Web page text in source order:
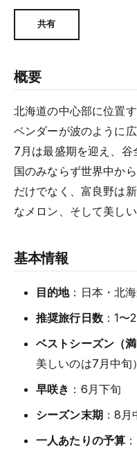
共有
概要
北海道の中心部に位置
ベンダーが波のように
7月は最盛期を迎え、
国のみならず世界中か
だけでなく、富良野は
なメロン、そして美し
基本情報
目的地：日本・北
推奨旅行日数：1〜
ベストシーズン（満
美しいのは7月中旬）
早咲き ：6月下旬
シーズン末期：8月
一人あたりの予算 ：